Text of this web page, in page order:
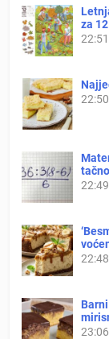
za
22:51
22:50
22:49
22:48
23:06